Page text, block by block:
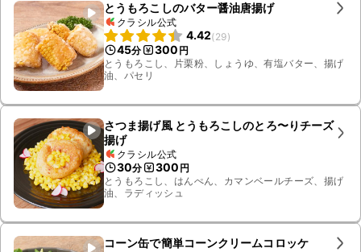
とうもろこしのバター醤油唐揚げ
クラシル公式
4.42(29)
45分 300 円
とうもろこし、片栗粉、しょうゆ、有塩バター、揚げ
油、パセリ
さつま揚げ風 とうもろこしのとろ〜りチーズ
揚げ
クラシル公式
30分 300 円
とうもろこし、はんぺん、カマンベールチーズ、揚げ
油、ラディッシュ
コーン缶で簡単コーンクリームコロッケ